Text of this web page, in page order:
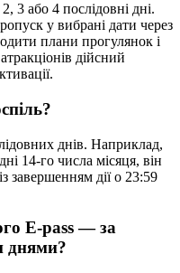
3 або 4 послідовні дні.
у вибрані дати через
плани прогулянок і
дійсний
днів. Наприклад,
14-го числа місяця, він
завершенням дії о 23:59
E-pass — за
днями?